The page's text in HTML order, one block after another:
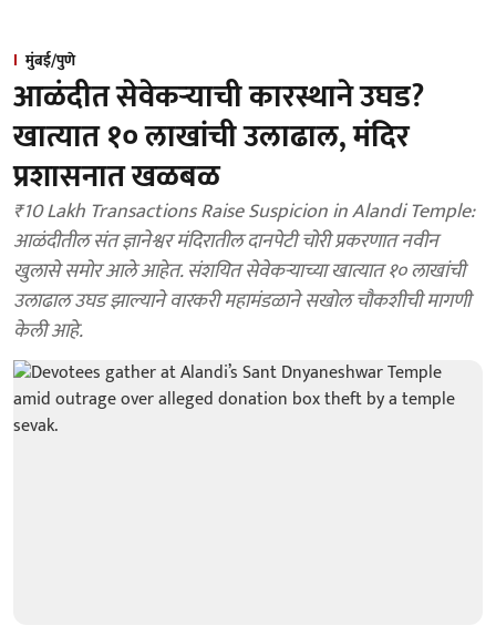
मुंबई/पुणे
आळंदीत सेवेकऱ्याची कारस्थाने उघड?
खात्यात १० लाखांची उलाढाल, मंदिर
प्रशासनात खळबळ
₹10 Lakh Transactions Raise Suspicion in Alandi Temple:
आळंदीतील संत ज्ञानेश्वर मंदिरातील दानपेटी चोरी प्रकरणात नवीन
खुलासे समोर आले आहेत. संशयित सेवेकऱ्याच्या खात्यात १० लाखांची
उलाढाल उघड झाल्याने वारकरी महामंडळाने सखोल चौकशीची मागणी
केली आहे.